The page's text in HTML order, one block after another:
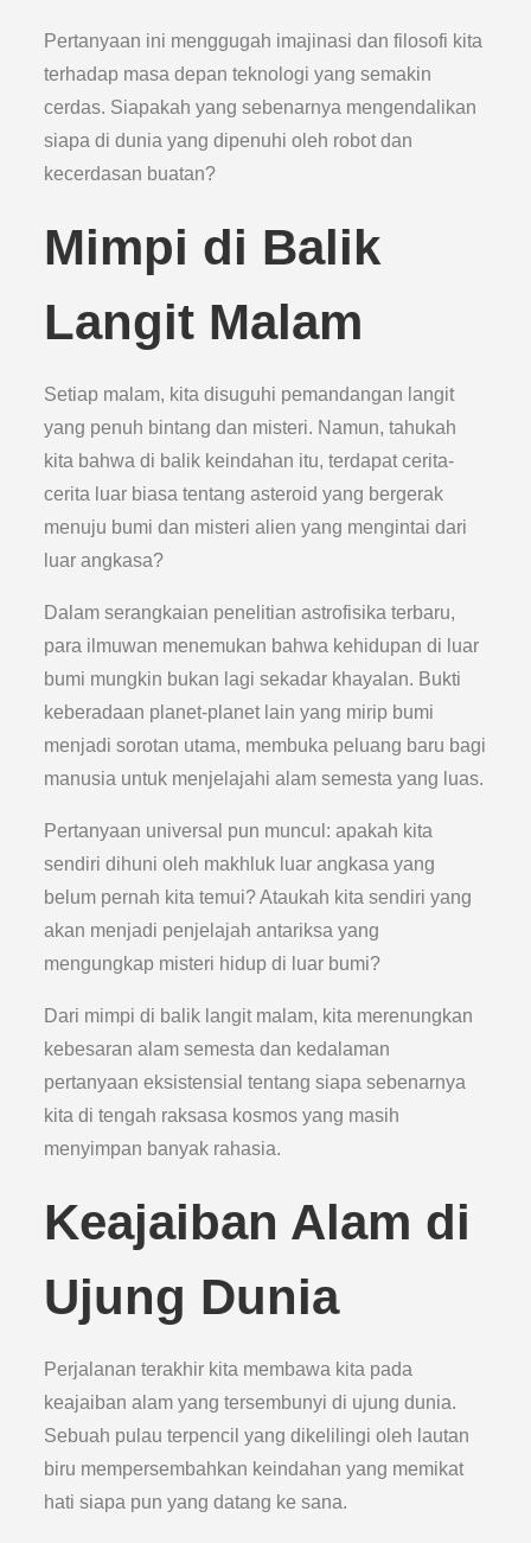
Pertanyaan ini menggugah imajinasi dan filosofi kita
terhadap masa depan teknologi yang semakin
cerdas. Siapakah yang sebenarnya mengendalikan
siapa di dunia yang dipenuhi oleh robot dan
kecerdasan buatan?
Mimpi di Balik
Langit Malam
Setiap malam, kita disuguhi pemandangan langit
yang penuh bintang dan misteri. Namun, tahukah
kita bahwa di balik keindahan itu, terdapat cerita-
cerita luar biasa tentang asteroid yang bergerak
menuju bumi dan misteri alien yang mengintai dari
luar angkasa?
Dalam serangkaian penelitian astrofisika terbaru,
para ilmuwan menemukan bahwa kehidupan di luar
bumi mungkin bukan lagi sekadar khayalan. Bukti
keberadaan planet-planet lain yang mirip bumi
menjadi sorotan utama, membuka peluang baru bagi
manusia untuk menjelajahi alam semesta yang luas.
Pertanyaan universal pun muncul: apakah kita
sendiri dihuni oleh makhluk luar angkasa yang
belum pernah kita temui? Ataukah kita sendiri yang
akan menjadi penjelajah antariksa yang
mengungkap misteri hidup di luar bumi?
Dari mimpi di balik langit malam, kita merenungkan
kebesaran alam semesta dan kedalaman
pertanyaan eksistensial tentang siapa sebenarnya
kita di tengah raksasa kosmos yang masih
menyimpan banyak rahasia.
Keajaiban Alam di
Ujung Dunia
Perjalanan terakhir kita membawa kita pada
keajaiban alam yang tersembunyi di ujung dunia.
Sebuah pulau terpencil yang dikelilingi oleh lautan
biru mempersembahkan keindahan yang memikat
hati siapa pun yang datang ke sana.